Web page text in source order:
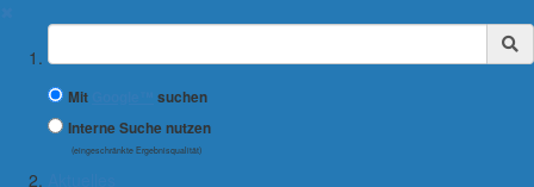
Suchbegriff
Mit
suchen
Interne Suche nutzen
(eingeschränkte Ergebnisqualität)